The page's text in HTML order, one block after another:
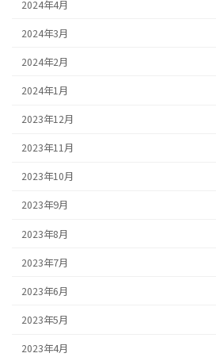
2024年4月
2024年3月
2024年2月
2024年1月
2023年12月
2023年11月
2023年10月
2023年9月
2023年8月
2023年7月
2023年6月
2023年5月
2023年4月